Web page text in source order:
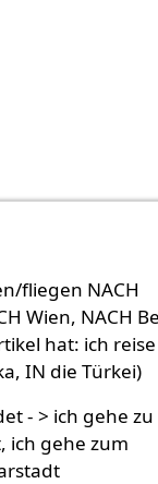
fliegen NACH
Wien, NACH
hat: ich
IN die Türkei)
- > ich gehe zu
ich gehe zum